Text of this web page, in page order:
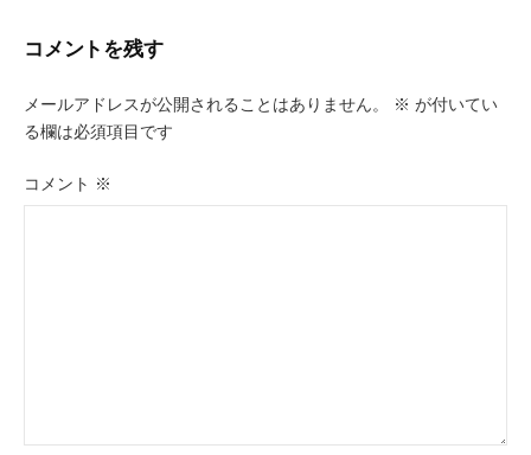
ン
コメントを残す
メールアドレスが公開されることはありません。 ※ が付いてい
る欄は必須項目です
コメント ※